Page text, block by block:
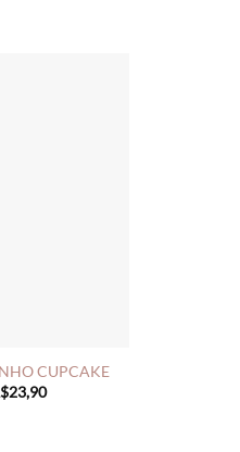
CUPCAKE
23,90Price